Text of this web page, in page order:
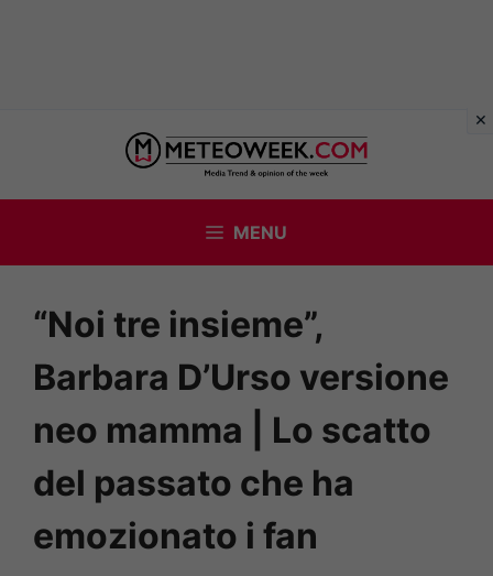
contenuto
MENU
“Noi tre insieme”,
Barbara D’Urso versione
neo mamma | Lo scatto
del passato che ha
emozionato i fan